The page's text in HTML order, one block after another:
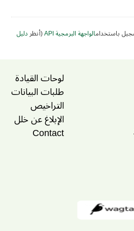
باستخدامالواجهة البرمجية API (أنظردليل
لوحات القيادة
طلبات البيانات
التراخيص
الإبلاغ عن خلل
Contact